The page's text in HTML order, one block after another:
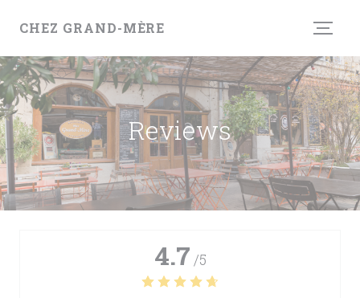
CHEZ GRAND-MÈRE
Reviews
4.7 /5